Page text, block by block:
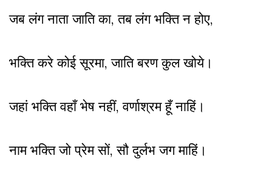
जब लंग नाता जाति का, तब लंग भक्ति न होए,
भक्ति करे कोई सूरमा, जाति बरण कुल खोये।
जहां भक्ति वहाँ भेष नहीं, वर्णाश्रम हूँ नाहिं।
नाम भक्ति जो प्रेम सों, सौ दुर्लभ जग माहिं।